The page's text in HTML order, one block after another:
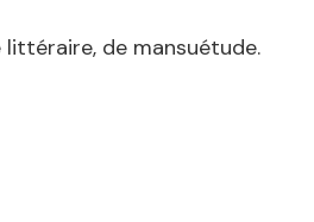
de mansuétude.